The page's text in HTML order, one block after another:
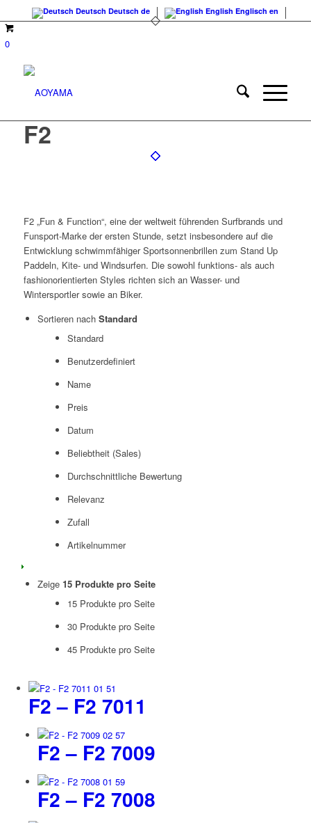
Deutsch Deutsch de English Englisch en
0
F2
F2 „Fun & Function“, eine der weltweit führenden Surfbrands und
Funsport-Marke der ersten Stunde, setzt insbesondere auf die
Entwicklung schwimmfähiger Sportsonnenbrillen zum Stand Up
Paddeln, Kite- und Windsurfen. Die sowohl funktions- als auch
fashionorientierten Styles richten sich an Wasser- und
Wintersportler sowie an Biker.
Sortieren nach Standard
Standard
Benutzerdefiniert
Name
Preis
Datum
Beliebtheit (Sales)
Durchschnittliche Bewertung
Relevanz
Zufall
Artikelnummer
Zeige 15 Produkte pro Seite
15 Produkte pro Seite
30 Produkte pro Seite
45 Produkte pro Seite
F2 – F2 7011
F2 – F2 7009
F2 – F2 7008